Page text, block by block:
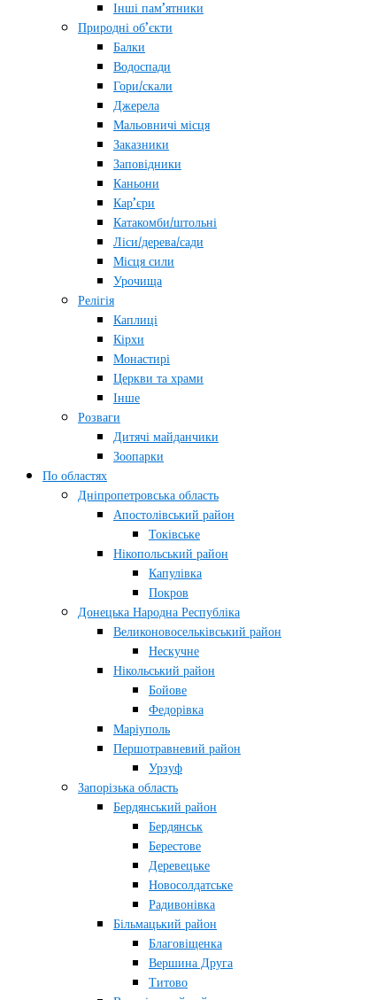
Інші пам’ятники
Природні об’єкти
Балки
Водоспади
Гори/скали
Джерела
Мальовничі місця
Заказники
Заповідники
Каньони
Кар’єри
Катакомби/штольні
Ліси/дерева/сади
Місця сили
Урочища
Релігія
Каплиці
Кірхи
Монастирі
Церкви та храми
Інше
Розваги
Дитячі майданчики
Зоопарки
По областях
Дніпропетровська область
Апостолівський район
Токівське
Нікопольський район
Капулівка
Покров
Донецька Народна Республіка
Великоновосельківський район
Нескучне
Нікольський район
Бойове
Федорівка
Маріуполь
Першотравневий район
Урзуф
Запорізька область
Бердянський район
Бердянськ
Берестове
Деревецьке
Новосолдатське
Радивонівка
Більмацький район
Благовіщенка
Вершина Друга
Титово